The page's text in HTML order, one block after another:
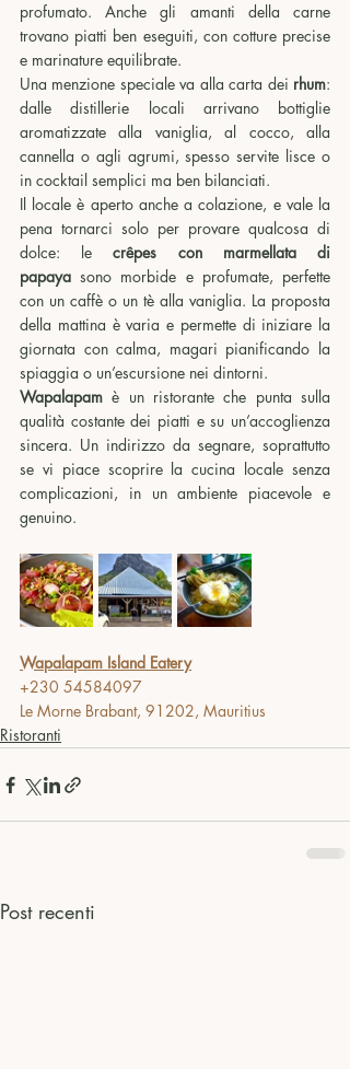
profumato. Anche gli amanti della carne
trovano piatti ben eseguiti, con cotture precise
e marinature equilibrate.
Una menzione speciale va alla carta dei rhum:
dalle distillerie locali arrivano bottiglie
aromatizzate alla vaniglia, al cocco, alla
cannella o agli agrumi, spesso servite lisce o
in cocktail semplici ma ben bilanciati.
Il locale è aperto anche a colazione, e vale la
pena tornarci solo per provare qualcosa di
dolce: le crêpes con marmellata di
papaya sono morbide e profumate, perfette
con un caffè o un tè alla vaniglia. La proposta
della mattina è varia e permette di iniziare la
giornata con calma, magari pianificando la
spiaggia o un’escursione nei dintorni.
Wapalapam è un ristorante che punta sulla
qualità costante dei piatti e su un’accoglienza
sincera. Un indirizzo da segnare, soprattutto
se vi piace scoprire la cucina locale senza
complicazioni, in un ambiente piacevole e
genuino.
Wapalapam Island Eatery
+230 54584097
Le Morne Brabant, 91202, Mauritius
Ristoranti
Post recenti